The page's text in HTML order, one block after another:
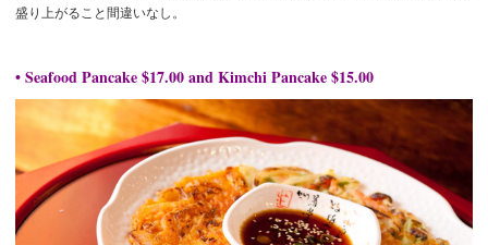
盛り上がること間違いなし。
• Seafood Pancake $17.00 and Kimchi Pancake $15.00